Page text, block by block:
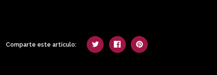
Comparte este artículo: